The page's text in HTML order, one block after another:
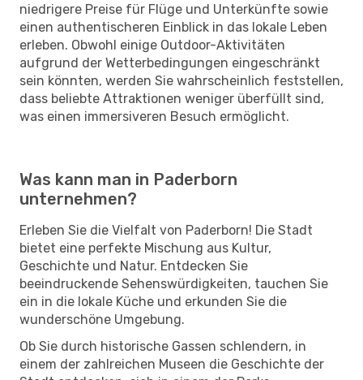
niedrigere Preise für Flüge und Unterkünfte sowie
einen authentischeren Einblick in das lokale Leben
erleben. Obwohl einige Outdoor-Aktivitäten
aufgrund der Wetterbedingungen eingeschränkt
sein könnten, werden Sie wahrscheinlich feststellen,
dass beliebte Attraktionen weniger überfüllt sind,
was einen immersiveren Besuch ermöglicht.
Was kann man in Paderborn
unternehmen?
Erleben Sie die Vielfalt von Paderborn! Die Stadt
bietet eine perfekte Mischung aus Kultur,
Geschichte und Natur. Entdecken Sie
beeindruckende Sehenswürdigkeiten, tauchen Sie
ein in die lokale Küche und erkunden Sie die
wunderschöne Umgebung.
Ob Sie durch historische Gassen schlendern, in
einem der zahlreichen Museen die Geschichte der